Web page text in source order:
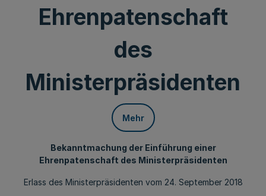
Ehrenpatenschaft
des
Ministerpräsidenten
Mehr
Bekanntmachung der Einführung einer
Ehrenpatenschaft des Ministerpräsidenten
Erlass des Ministerpräsidenten vom 24. September 2018